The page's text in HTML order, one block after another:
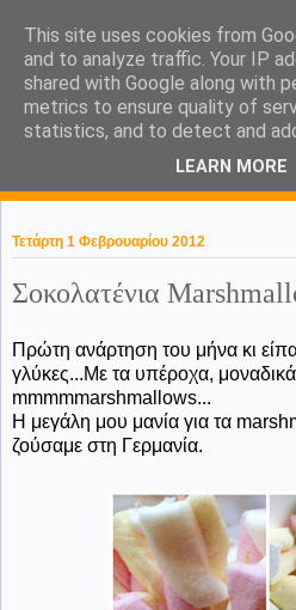
KaPa. Me
without a
Τετάρτη 1 Φεβρουαρίου 2012
Σοκολατένια
Πρώτη ανάρτηση του μήνα κι
γλύκες...Με τα υπέροχα,
mmmmmarshmallows...
Η μεγάλη μου μανία για τα
ζούσαμε στη Γερμανία.
This site uses cookies from
and to analyze traffic. Your IP
shared with Google along with
metrics to ensure quality of
statistics, and to detect and
LEARN MORE